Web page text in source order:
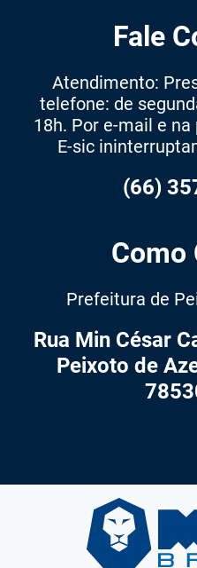
Fale
Atendimento:
telefone: de
18h. Por e-mail e
E-sic
(66)
Como
Prefeitura de
Rua Min César
Peixoto de